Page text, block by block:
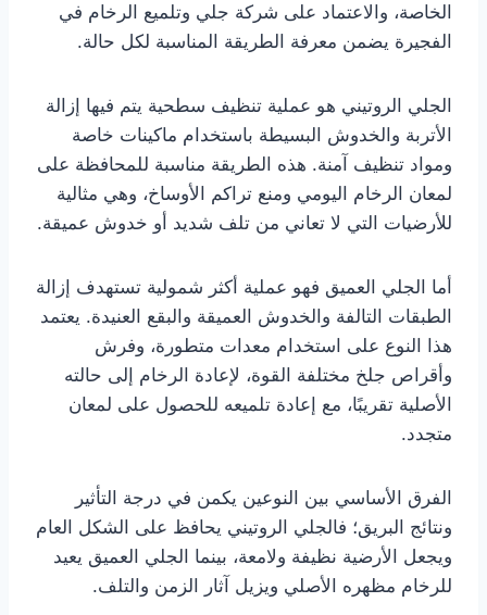
الخاصة، والاعتماد على شركة جلي وتلميع الرخام في
الفجيرة يضمن معرفة الطريقة المناسبة لكل حالة.
الجلي الروتيني هو عملية تنظيف سطحية يتم فيها إزالة
الأتربة والخدوش البسيطة باستخدام ماكينات خاصة
ومواد تنظيف آمنة. هذه الطريقة مناسبة للمحافظة على
لمعان الرخام اليومي ومنع تراكم الأوساخ، وهي مثالية
للأرضيات التي لا تعاني من تلف شديد أو خدوش عميقة.
أما الجلي العميق فهو عملية أكثر شمولية تستهدف إزالة
الطبقات التالفة والخدوش العميقة والبقع العنيدة. يعتمد
هذا النوع على استخدام معدات متطورة، وفرش
وأقراص جلخ مختلفة القوة، لإعادة الرخام إلى حالته
الأصلية تقريبًا، مع إعادة تلميعه للحصول على لمعان
متجدد.
الفرق الأساسي بين النوعين يكمن في درجة التأثير
ونتائج البريق؛ فالجلي الروتيني يحافظ على الشكل العام
ويجعل الأرضية نظيفة ولامعة، بينما الجلي العميق يعيد
للرخام مظهره الأصلي ويزيل آثار الزمن والتلف.